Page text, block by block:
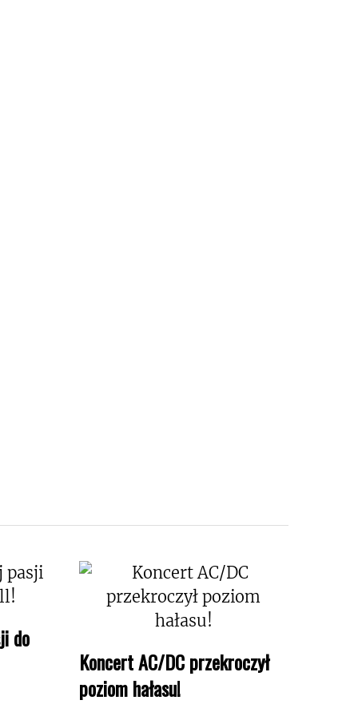
do
Koncert AC/DC przekroczył
poziom hałasu!